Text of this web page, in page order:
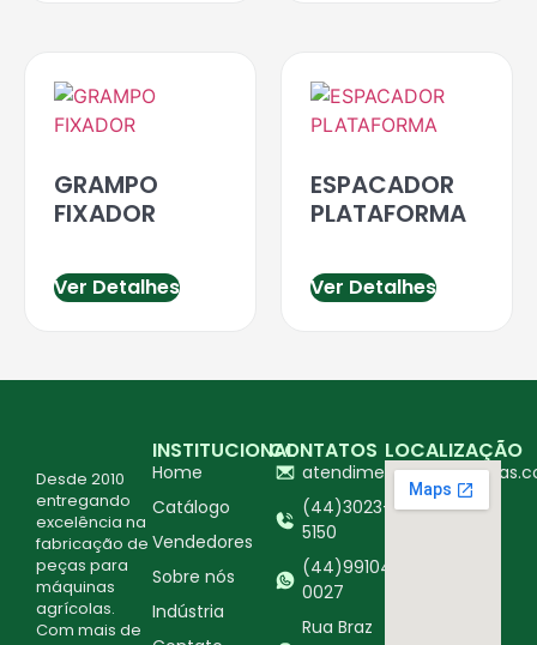
GRAMPO
FIXADOR
Ver Detalhes
ESPACADOR
PLATAFORMA
Ver Detalhes
Desde 2010
entregando
excelência na
fabricação de
peças para
máquinas
agrícolas.
Com mais de
INSTITUCIONAL
Home
Catálogo
Vendedores
Sobre nós
Indústria
CONTATOS
(44)3023-
5150
(44)99104-
0027
Rua Braz
LOCALIZAÇÃO